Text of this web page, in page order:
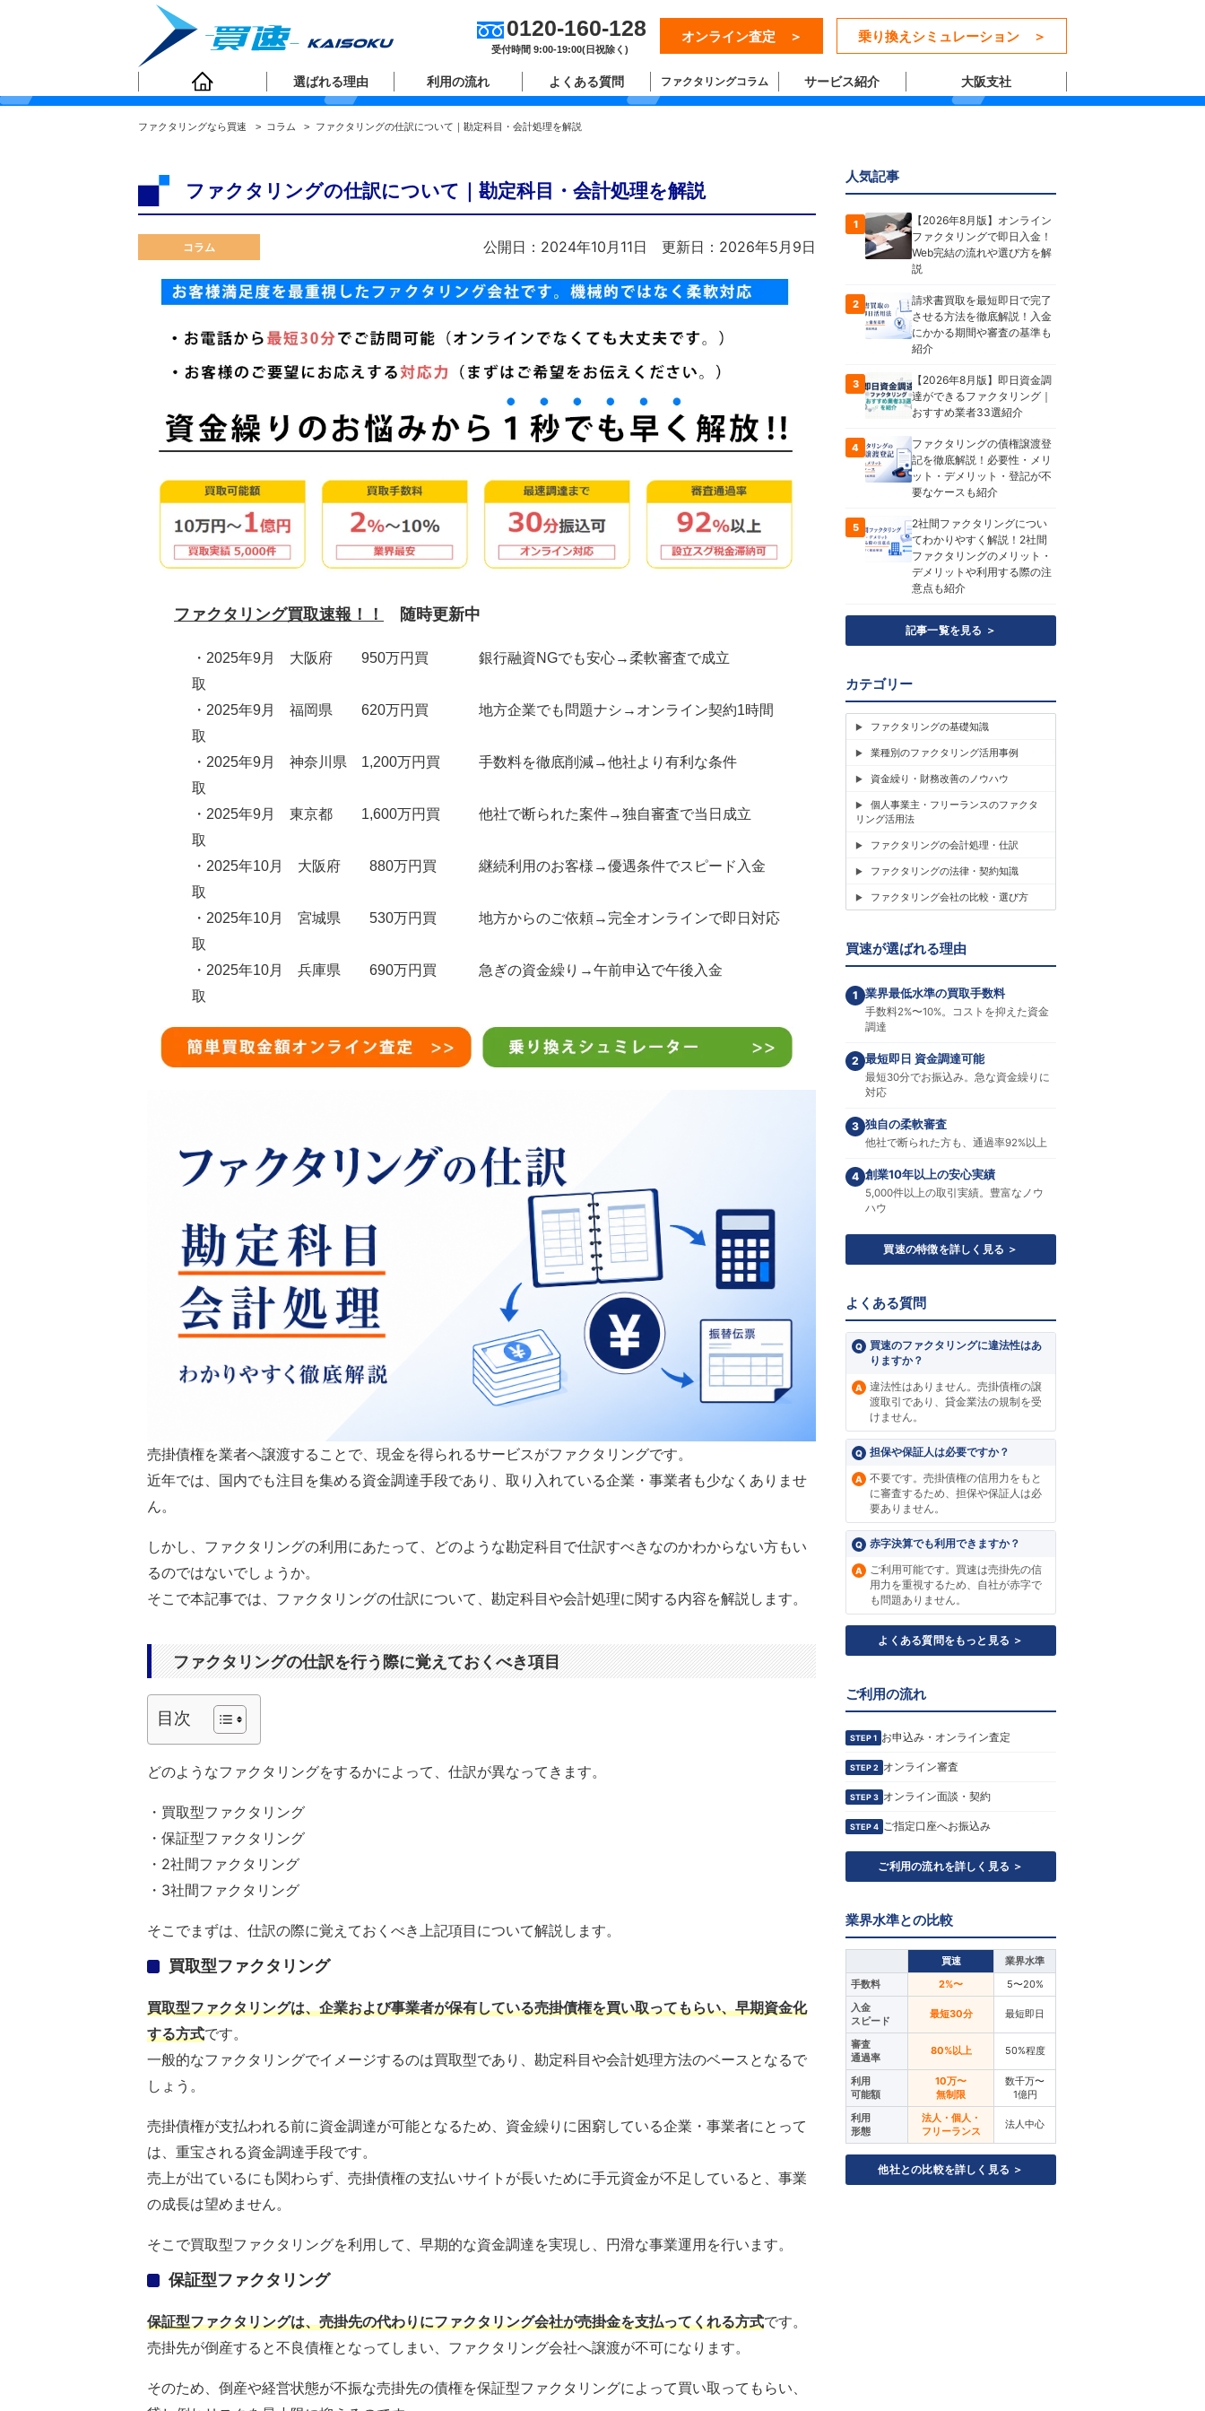
0120-160-128
受付時間 9:00-19:00(日祝除く)
オンライン査定 ＞ 乗り換えシミュレーション ＞
選ばれる理由 利用の流れ よくある質問 ファクタリングコラム サービス紹介 大阪支社
ファクタリングコラム
ファクタリングなら買速 > コラム > ファクタリングの仕訳について｜勘定科目・会計処理を解説
ファクタリングの仕訳について｜勘定科目・会計処理を解説
コラム 公開日：2024年10月11日 更新日：2026年5月9日
ファクタリング買取速報！！ 随時更新中
・2025年9月 大阪府 950万円買
取
銀行融資NGでも安心→柔軟審査で成立
・2025年9月 福岡県 620万円買
取
地方企業でも問題ナシ→オンライン契約1時間
・2025年9月 神奈川県 1,200万円買
取
手数料を徹底削減→他社より有利な条件
・2025年9月 東京都 1,600万円買
取
他社で断られた案件→独自審査で当日成立
・2025年10月 大阪府 880万円買
取
継続利用のお客様→優遇条件でスピード入金
・2025年10月 宮城県 530万円買
取
地方からのご依頼→完全オンラインで即日対応
・2025年10月 兵庫県 690万円買
取
急ぎの資金繰り→午前申込で午後入金
売掛債権を業者へ譲渡することで、現金を得られるサービスがファクタリングです。
近年では、国内でも注目を集める資金調達手段であり、取り入れている企業・事業者も少なくありませ
ん。
しかし、ファクタリングの利用にあたって、どのような勘定科目で仕訳すべきなのかわからない方もい
るのではないでしょうか。
そこで本記事では、ファクタリングの仕訳について、勘定科目や会計処理に関する内容を解説します。
ファクタリングの仕訳を行う際に覚えておくべき項目
目次
どのようなファクタリングをするかによって、仕訳が異なってきます。
・買取型ファクタリング
・保証型ファクタリング
・2社間ファクタリング
・3社間ファクタリング
そこでまずは、仕訳の際に覚えておくべき上記項目について解説します。
買取型ファクタリング
買取型ファクタリングは、企業および事業者が保有している売掛債権を買い取ってもらい、早期資金化
する方式です。
一般的なファクタリングでイメージするのは買取型であり、勘定科目や会計処理方法のベースとなるで
しょう。
売掛債権が支払われる前に資金調達が可能となるため、資金繰りに困窮している企業・事業者にとって
は、重宝される資金調達手段です。
売上が出ているにも関わらず、売掛債権の支払いサイトが長いために手元資金が不足していると、事業
の成長は望めません。
そこで買取型ファクタリングを利用して、早期的な資金調達を実現し、円滑な事業運用を行います。
保証型ファクタリング
保証型ファクタリングは、売掛先の代わりにファクタリング会社が売掛金を支払ってくれる方式です。
売掛先が倒産すると不良債権となってしまい、ファクタリング会社へ譲渡が不可になります。
そのため、倒産や経営状態が不振な売掛先の債権を保証型ファクタリングによって買い取ってもらい、
人気記事
1
【2026年8月版】オンライン
ファクタリングで即日入金！
Web完結の流れや選び方を解
説
2
請求書買取を最短即日で完了
させる方法を徹底解説！入金
にかかる期間や審査の基準も
紹介
3
【2026年8月版】即日資金調
達ができるファクタリング｜
おすすめ業者33選紹介
4
ファクタリングの債権譲渡登
記を徹底解説！必要性・メリ
ット・デメリット・登記が不
要なケースも紹介
5
2社間ファクタリングについ
てわかりやすく解説！2社間
ファクタリングのメリット・
デメリットや利用する際の注
意点も紹介
記事一覧を見る ＞
カテゴリー
ファクタリングの基礎知識
業種別のファクタリング活用事例
資金繰り・財務改善のノウハウ
個人事業主・フリーランスのファクタ
リング活用法
ファクタリングの会計処理・仕訳
ファクタリングの法律・契約知識
ファクタリング会社の比較・選び方
買速が選ばれる理由
1 業界最低水準の買取手数料
手数料2%〜10%。コストを抑えた資金
調達
2 最短即日 資金調達可能
最短30分でお振込み。急な資金繰りに
対応
3 独自の柔軟審査
他社で断られた方も、通過率92%以上
4 創業10年以上の安心実績
5,000件以上の取引実績。豊富なノウ
ハウ
買速の特徴を詳しく見る ＞
よくある質問
買速のファクタリングに違法性はあ
りますか？
違法性はありません。売掛債権の譲
渡取引であり、貸金業法の規制を受
けません。
担保や保証人は必要ですか？
不要です。売掛債権の信用力をもと
に審査するため、担保や保証人は必
要ありません。
赤字決算でも利用できますか？
ご利用可能です。買速は売掛先の信
用力を重視するため、自社が赤字で
も問題ありません。
よくある質問をもっと見る ＞
ご利用の流れ
STEP 1 お申込み・オンライン査定
STEP 2 オンライン審査
STEP 3 オンライン面談・契約
STEP 4 ご指定口座へお振込み
ご利用の流れを詳しく見る ＞
業界水準との比較
買速
業界水準
手数料
2%〜
5〜20%
入金
スピード
最短30分 最短即日
審査
通過率
80%以上 50%程度
利用
可能額
10万〜
無制限
数千万〜
1億円
利用
形態
法人・個人・
フリーランス
法人中心
他社との比較を詳しく見る ＞